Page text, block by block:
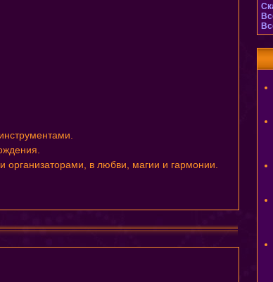
организаторами, в любви, магии и гармонии.